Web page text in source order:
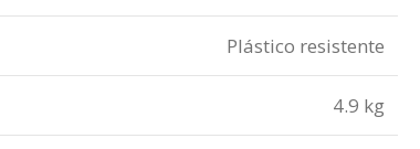
Plástico resistente
4.9 kg